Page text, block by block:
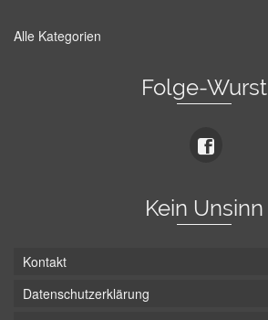
Alle Kategorien
Folge-Wurst
Kein Unsinn
Kontakt
Datenschutzerklärung